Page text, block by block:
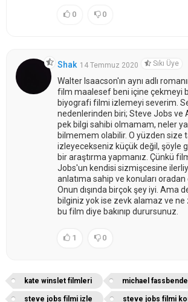
0 0
Shak 14 Temmuz 2020 Sıkı Üye
Walter Isaacson'ın aynı adlı
film maalesef beni içine çekmeyi
biyografi filmi izlemeyi severim.
nedenlerinden biri; Steve Jobs ve
pek bilgi sahibi olmamam, neler
bilmemem olabilir. O yüzden size
izleyecekseniz küçük değil, şöyle
bir araştırma yapmanız. Çünkü
Jobs'un kendisi sizmişcesine
anlatıma sahip ve konuları
Onun dışında birçok şey iyi. Ama
bilginiz yok ise zevk alamaz ve
bu film diye bakınıp durursunuz.
1 0
kate winslet filmleri michael
steve jobs filmi izle steve jobs filmi